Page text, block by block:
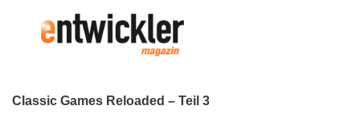
Classic Games Reloaded – Teil 3